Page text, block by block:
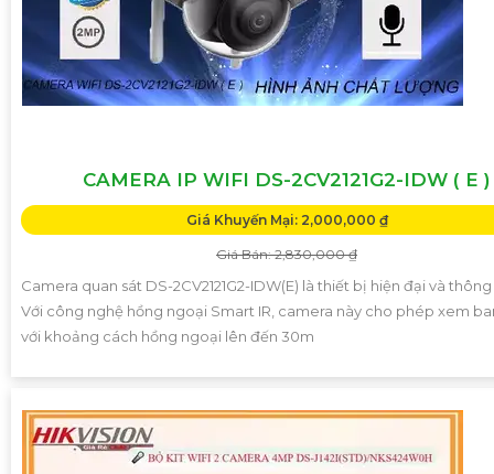
CAMERA IP WIFI DS-2CV2121G2-IDW ( E )
Giá Khuyến Mại: 2,000,000 ₫
Giá Bán: 2,830,000 ₫
Camera quan sát DS-2CV2121G2-IDW(E) là thiết bị hiện đại và
Với công nghệ hồng ngoại Smart IR, camera này cho phép xem
với khoảng cách hồng ngoại lên đến 30m